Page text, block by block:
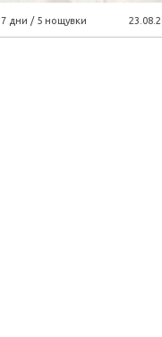
7 дни / 5 нощувки